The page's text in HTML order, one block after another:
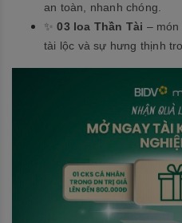
an toàn, nhanh chóng.
✨03 loa Thần Tài –
tài lộc và sự hưng thịnh